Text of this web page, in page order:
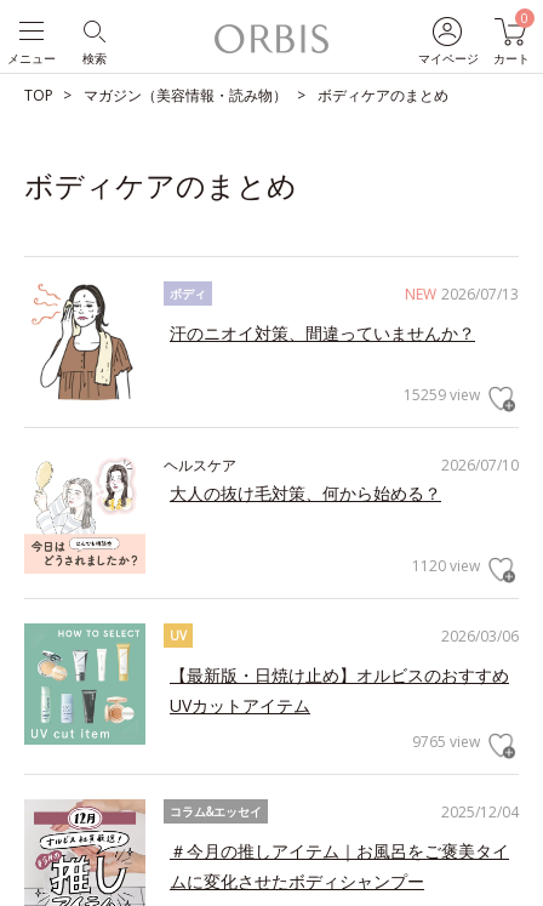
マイページ
0
カート
検索
メニュー
TOP マガジン（美容情報・読み物） ボディケアのまとめ
ボディケアのまとめ
NEW 2026/07/13
ボディ
汗のニオイ対策、間違っていませんか？
15259 view
2026/07/10
ヘルスケア
大人の抜け毛対策、何から始める？
1120 view
2026/03/06
UV
【最新版・日焼け止め】オルビスのおすすめ
UVカットアイテム
9765 view
2025/12/04
コラム&エッセイ
＃今月の推しアイテム｜お風呂をご褒美タイ
ムに変化させたボディシャンプー